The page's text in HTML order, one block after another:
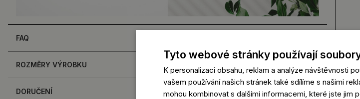
FAQ
ROZMĚRY VÝROBKU
DORUČENÍ
Tyto webové stránky používají
K personalizaci obsahu, reklam a analýze návštěvnosti
vašem používání našich stránek také sdílíme s našimi
mohou kombinovat s dalšími informacemi, které jste jim